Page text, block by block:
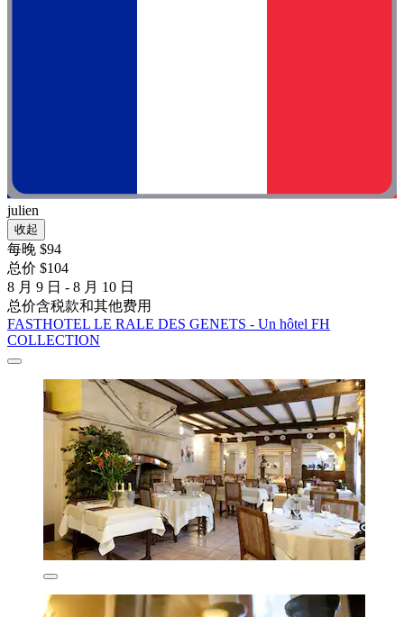
julien
收起
每晚 $94
总价 $104
8 月 9 日 - 8 月 10 日
总价含税款和其他费用
FASTHOTEL LE RALE DES GENETS - Un hôtel FH
COLLECTION